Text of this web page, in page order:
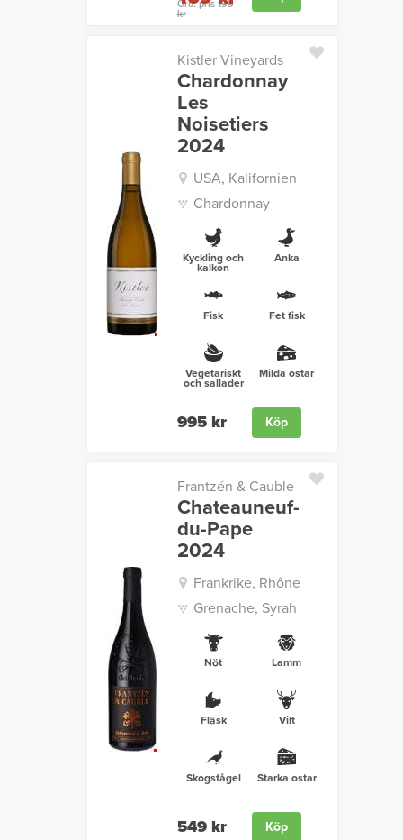
Ord. pris 199
kr
Kistler Vineyards
Chardonnay
Les
Noisetiers
2024
USA, Kalifornien
Chardonnay
Kyckling och
kalkon
Anka
Fisk Fet fisk
Vegetariskt
och sallader
Milda ostar
995 kr Köp
Frantzén & Cauble
Chateauneuf-
du-Pape
2024
Frankrike, Rhône
Grenache, Syrah
Nöt Lamm
Fläsk Vilt
Skogsfågel Starka ostar
549 kr Köp